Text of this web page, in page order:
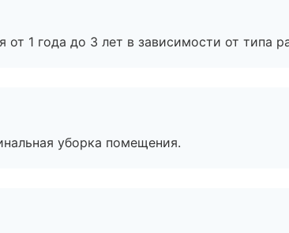
1 года до 3 лет в зависимости от типа
уборка помещения.